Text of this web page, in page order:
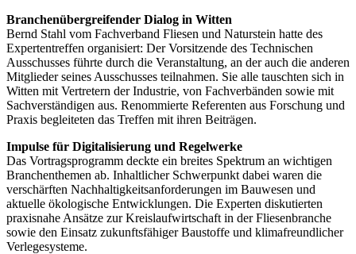
Branchenübergreifender Dialog in Witten
Bernd Stahl vom Fachverband Fliesen und Naturstein hatte des
Expertentreffen organisiert: Der Vorsitzende des Technischen
Ausschusses führte durch die Veranstaltung, an der auch die anderen
Mitglieder seines Ausschusses teilnahmen. Sie alle tauschten sich in
Witten mit Vertretern der Industrie, von Fachverbänden sowie mit
Sachverständigen aus. Renommierte Referenten aus Forschung und
Praxis begleiteten das Treffen mit ihren Beiträgen.
Impulse für Digitalisierung und Regelwerke
Das Vortragsprogramm deckte ein breites Spektrum an wichtigen
Branchenthemen ab. Inhaltlicher Schwerpunkt dabei waren die
verschärften Nachhaltigkeitsanforderungen im Bauwesen und
aktuelle ökologische Entwicklungen. Die Experten diskutierten
praxisnahe Ansätze zur Kreislaufwirtschaft in der Fliesenbranche
sowie den Einsatz zukunftsfähiger Baustoffe und klimafreundlicher
Verlegesysteme.